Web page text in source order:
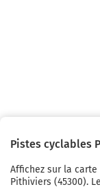
Pistes cyclables
Affichez sur la
Pithiviers (45300).